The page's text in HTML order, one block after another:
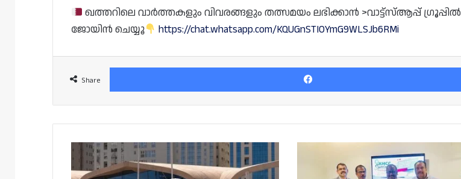
ഖത്തറിലെ വാർത്തകളും വിവരങ്ങളും തത്സമയം ലഭിക്കാൻ >വാട്ട്സ്ആപ്പ് ഗ്രൂപ്പിൽ
ജോയിൻ ചെയ്യൂ
https://chat.whatsapp.com/KQUGnSTIOYmG9WLSJb6RMi
Share
നാളെ
ഗോൾഡ്‌
ലൈനിൽ
മെമ്പേഴ്സിനായി